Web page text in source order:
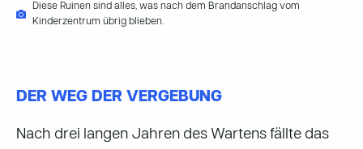
Diese Ruinen sind alles, was nach dem Brandanschlag vom
Kinderzentrum übrig blieben.
DER WEG DER VERGEBUNG
Nach drei langen Jahren des Wartens fällte das